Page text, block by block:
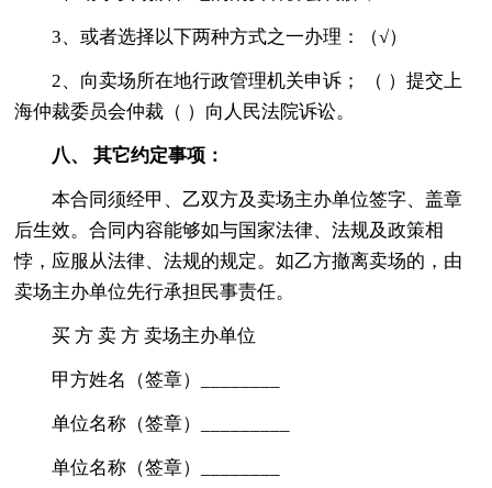
3、或者选择以下两种方式之一办理：（√）
2、向卖场所在地行政管理机关申诉； （ ）提交上
海仲裁委员会仲裁（ ）向人民法院诉讼。
八、 其它约定事项：
本合同须经甲、乙双方及卖场主办单位签字、盖章
后生效。合同内容能够如与国家法律、法规及政策相
悖，应服从法律、法规的规定。如乙方撤离卖场的，由
卖场主办单位先行承担民事责任。
买 方 卖 方 卖场主办单位
甲方姓名（签章）________
单位名称（签章）_________
单位名称（签章）________